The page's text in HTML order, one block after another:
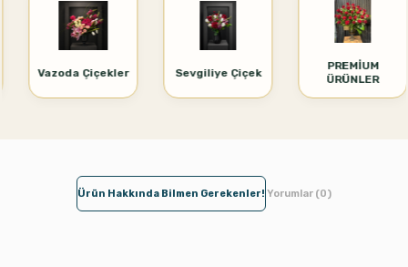
Vazoda Çiçekler Sevgiliye Çiçek
PREMİUM
ÜRÜNLER
Ürün Hakkında Bilmen Gerekenler! Yorumlar (0)